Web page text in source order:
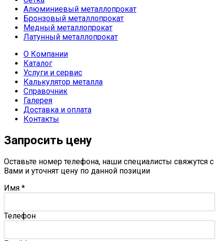
Алюминиевый металлопрокат
Бронзовый металлопрокат
Медный металлопрокат
Латунный металлопрокат
О Компании
Каталог
Услуги и сервис
Калькулятор металла
Справочник
Галерея
Доставка и оплата
Контакты
Запросить цену
Оставьте номер телефона, наши специалисты свяжутся с
Вами и уточнят цену по данной позиции
Имя *
Телефон